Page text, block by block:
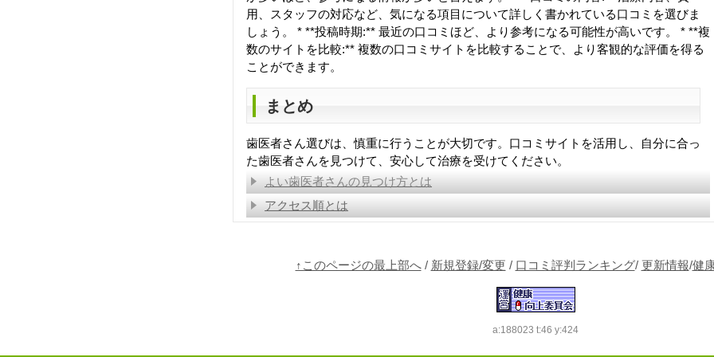
用、スタッフの対応など、気になる項目について詳しく書かれている口コミを選びま
しょう。 * **投稿時期:** 最近の口コミほど、より参考になる可能性が高いです。 * **複
数のサイトを比較:** 複数の口コミサイトを比較することで、より客観的な評価を得る
ことができます。
まとめ
歯医者さん選びは、慎重に行うことが大切です。口コミサイトを活用し、自分に合っ
た歯医者さんを見つけて、安心して治療を受けてください。
よい歯医者さんの見つけ方とは
アクセス順とは
↑このページの最上部へ/ 新規登録/変更 / 口コミ評判ランキング/ 更新情報/健
a:188023 t:46 y:424